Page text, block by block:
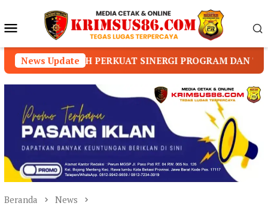
konten Menu
Mobile
News Update
PERKUAT SINERGI PROGRAM DAN TATA KELOLA
Beranda News